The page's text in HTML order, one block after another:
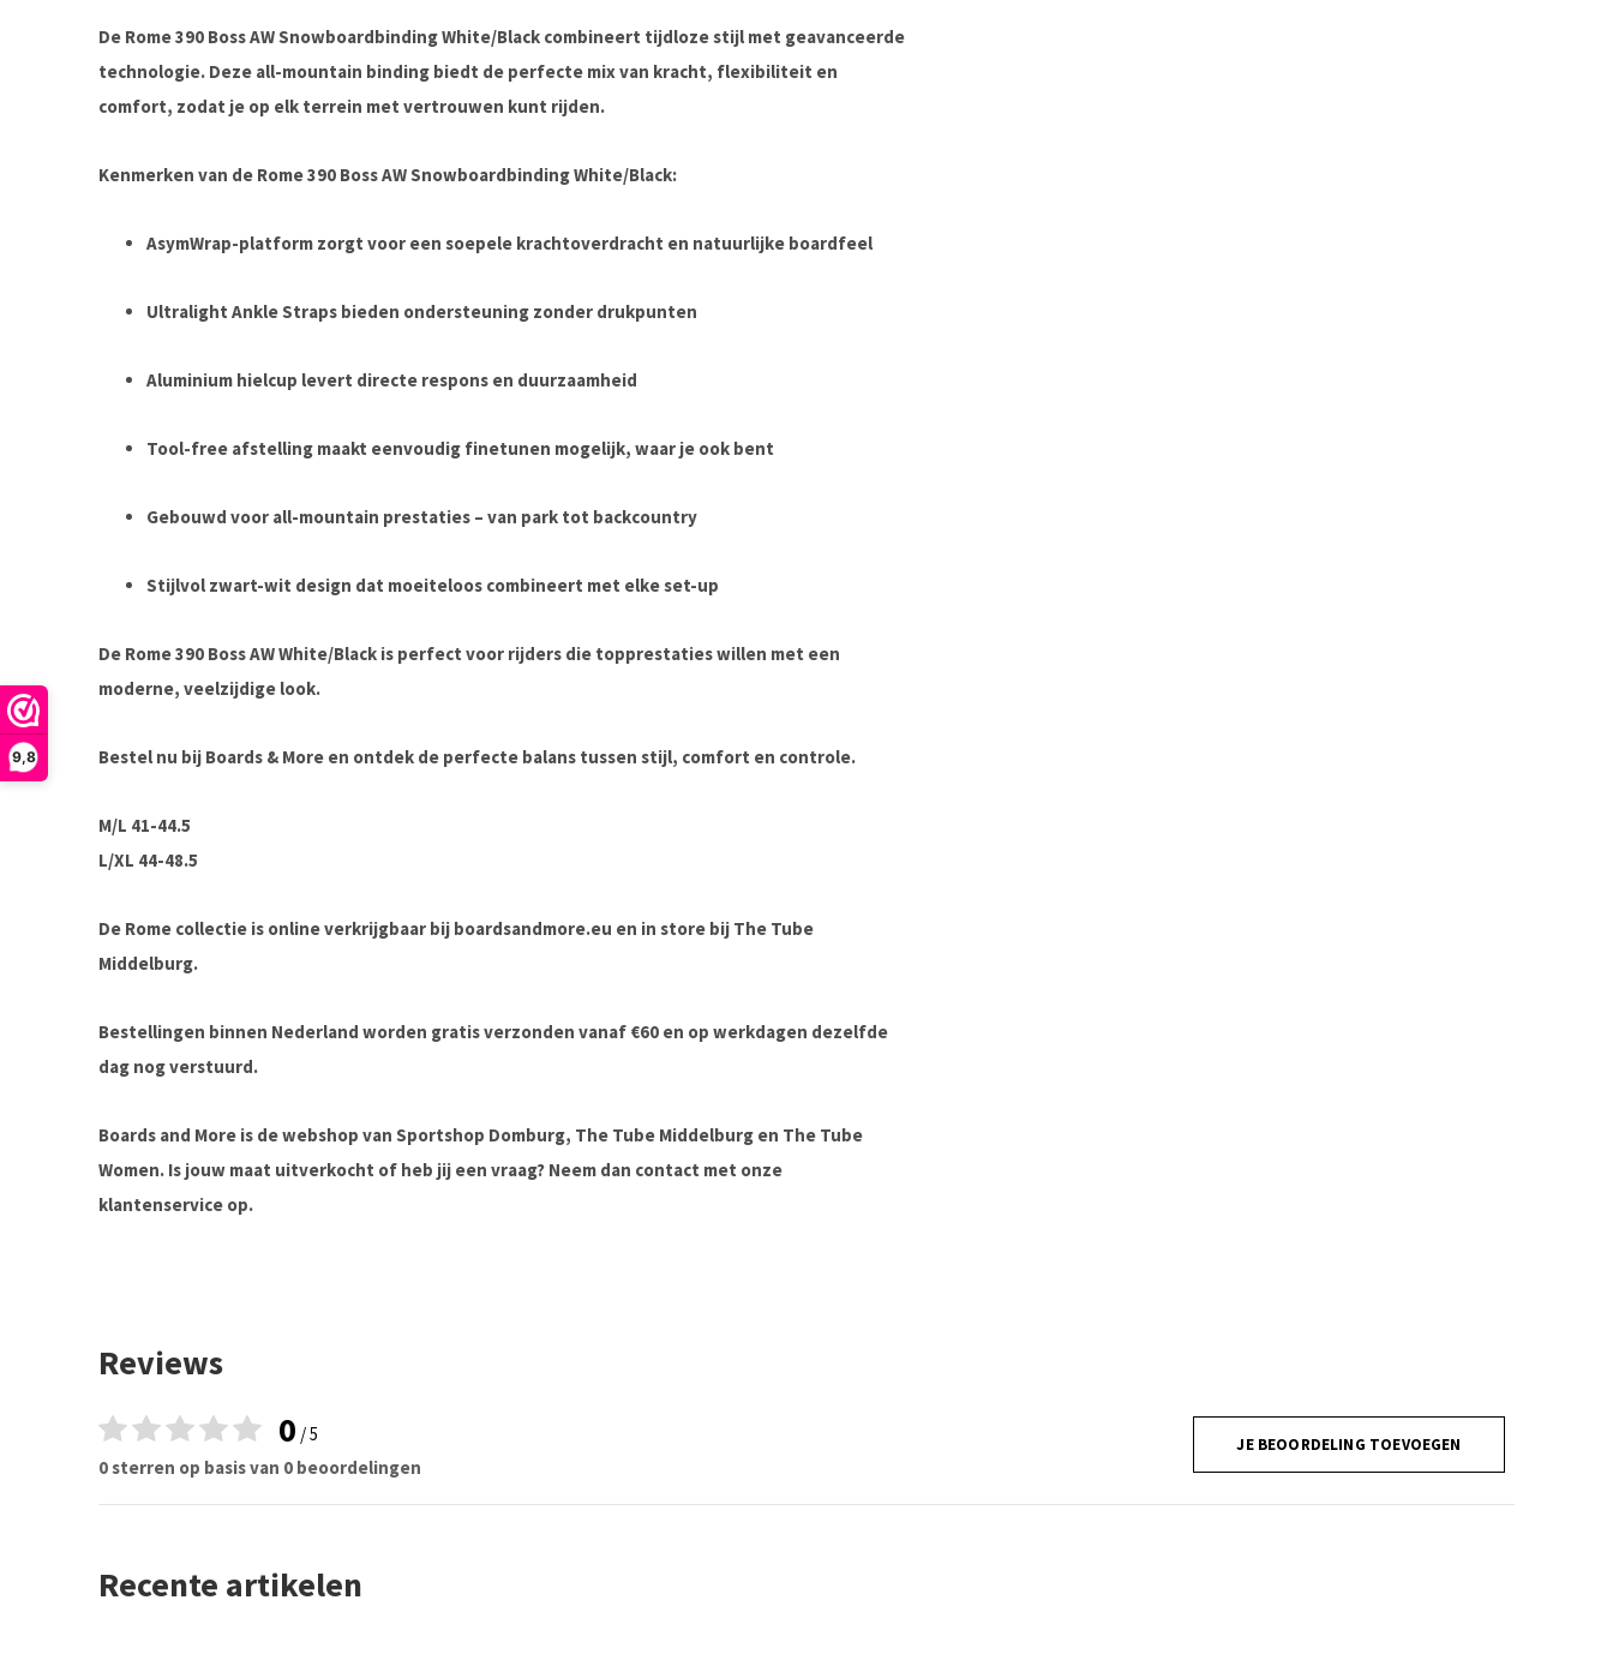
9,8
De Rome 390 Boss AW Snowboardbinding White/Black combineert tijdloze stijl met geavanceerde
technologie. Deze all-mountain binding biedt de perfecte mix van kracht, flexibiliteit en
comfort, zodat je op elk terrein met vertrouwen kunt rijden.
Kenmerken van de Rome 390 Boss AW Snowboardbinding White/Black:
AsymWrap-platform zorgt voor een soepele krachtoverdracht en natuurlijke boardfeel
Ultralight Ankle Straps bieden ondersteuning zonder drukpunten
Aluminium hielcup levert directe respons en duurzaamheid
Tool-free afstelling maakt eenvoudig finetunen mogelijk, waar je ook bent
Gebouwd voor all-mountain prestaties – van park tot backcountry
Stijlvol zwart-wit design dat moeiteloos combineert met elke set-up
De Rome 390 Boss AW White/Black is perfect voor rijders die topprestaties willen met een
moderne, veelzijdige look.
Bestel nu bij Boards & More en ontdek de perfecte balans tussen stijl, comfort en controle.
M/L 41-44.5
L/XL 44-48.5
De Rome collectie is online verkrijgbaar bij boardsandmore.eu en in store bij The Tube
Middelburg.
Bestellingen binnen Nederland worden gratis verzonden vanaf €60 en op werkdagen dezelfde
dag nog verstuurd.
Boards and More is de webshop van Sportshop Domburg, The Tube Middelburg en The Tube
Women. Is jouw maat uitverkocht of heb jij een vraag? Neem dan contact met onze
klantenservice op.
Reviews
0 / 5
0 sterren op basis van 0 beoordelingen
JE BEOORDELING TOEVOEGEN
Recente artikelen